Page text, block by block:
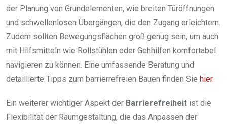
der Planung von Grundelementen, wie breiten Türöffnungen
und schwellenlosen Übergängen, die den Zugang erleichtern.
Zudem sollten Bewegungsflächen groß genug sein, um auch
mit Hilfsmitteln wie Rollstühlen oder Gehhilfen komfortabel
navigieren zu können. Eine umfassende Beratung und
detaillierte Tipps zum barrierrefreien Bauen finden Sie hier.
Ein weiterer wichtiger Aspekt der Barrierefreiheit ist die
Flexibilität der Raumgestaltung, die das Anpassen der